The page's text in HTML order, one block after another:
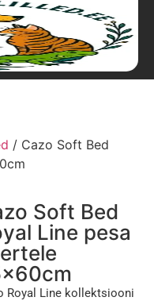
/ Cazo Soft Bed
Soft Bed
Line pesa
Royal Line kollektsiooni